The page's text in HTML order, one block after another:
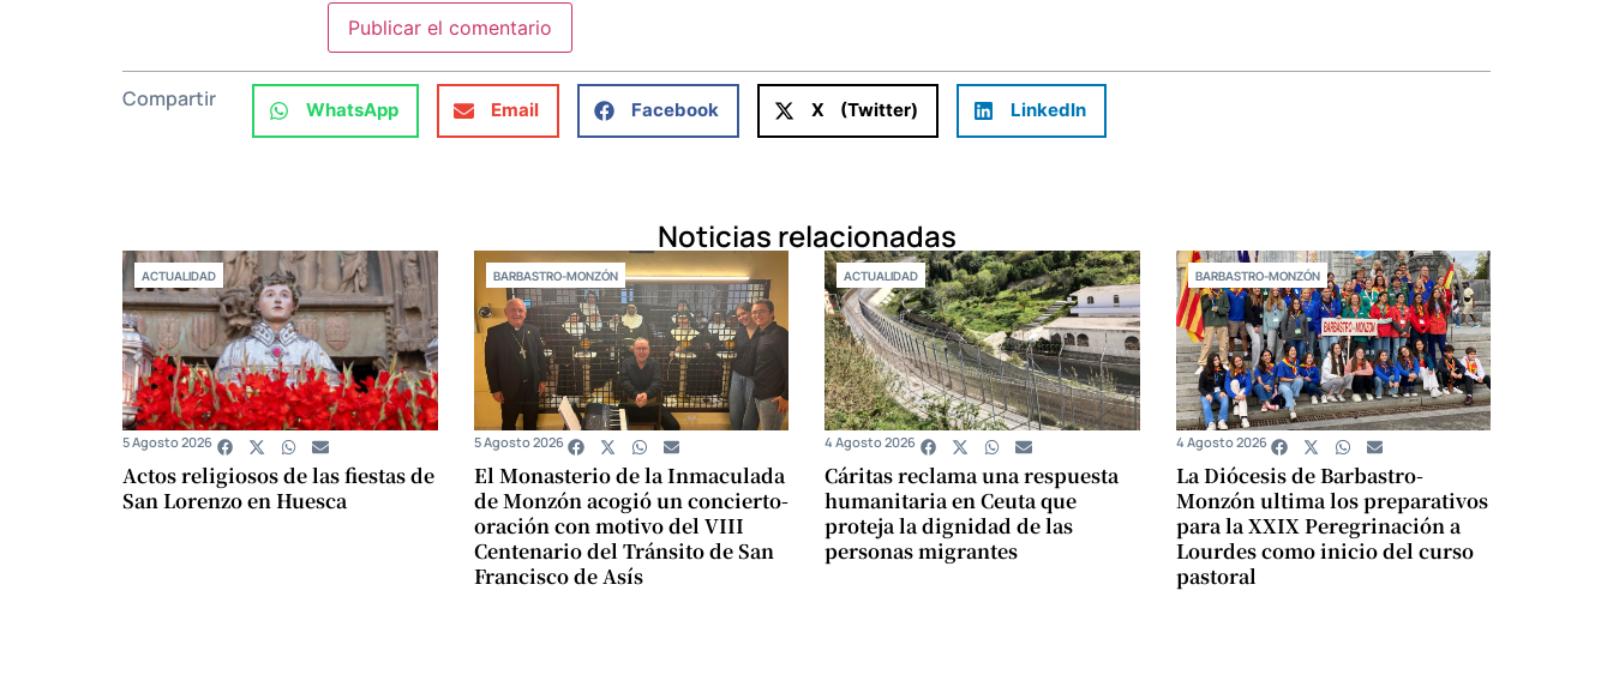
Compartir WhatsApp Email Facebook X (Twitter) LinkedIn
Noticias relacionadas
ACTUALIDAD
Actos religiosos de las fiestas de
San Lorenzo en Huesca
5 Agosto 2026
BARBASTRO-MONZÓN
El Monasterio de la Inmaculada
de Monzón acogió un concierto-
oración con motivo del VIII
Centenario del Tránsito de San
Francisco de Asís
5 Agosto 2026
ACTUALIDAD
Cáritas reclama una respuesta
humanitaria en Ceuta que
proteja la dignidad de las
personas migrantes
4 Agosto 2026
BARBASTRO-MONZÓN
La Diócesis de Barbastro-
Monzón ultima los preparativos
para la XXIX Peregrinación a
Lourdes como inicio del curso
pastoral
4 Agosto 2026